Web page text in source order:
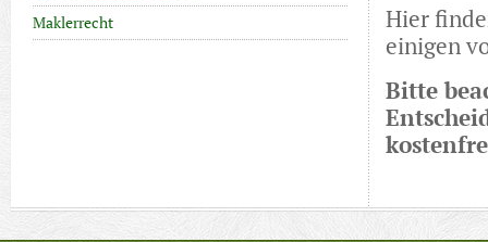
Maklerrecht
Hier
einigen
Bitte